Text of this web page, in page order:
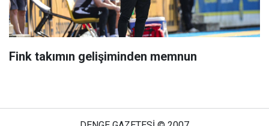
Fink takımın gelişiminden memnun